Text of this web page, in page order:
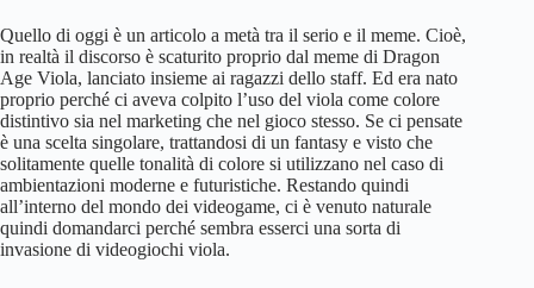
Quello di oggi è un articolo a metà tra il serio e il meme. Cioè,
in realtà il discorso è scaturito proprio dal meme di Dragon
Age Viola, lanciato insieme ai ragazzi dello staff. Ed era nato
proprio perché ci aveva colpito l’uso del viola come colore
distintivo sia nel marketing che nel gioco stesso. Se ci pensate
è una scelta singolare, trattandosi di un fantasy e visto che
solitamente quelle tonalità di colore si utilizzano nel caso di
ambientazioni moderne e futuristiche. Restando quindi
all’interno del mondo dei videogame, ci è venuto naturale
quindi domandarci perché sembra esserci una sorta di
invasione di videogiochi viola.